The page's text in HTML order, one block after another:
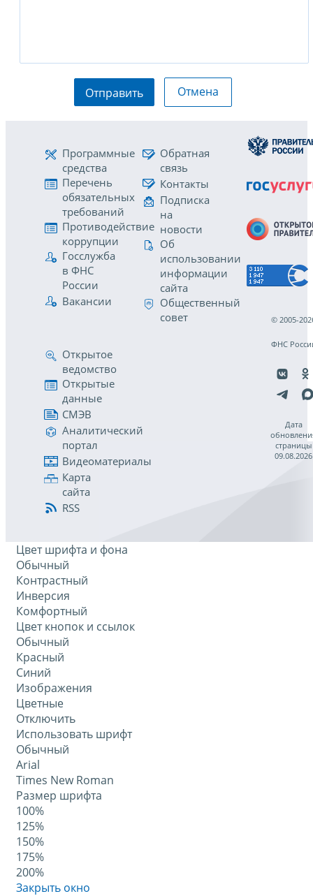
Отправить Отмена
Программные
средства
Перечень
обязательных
требований
Противодействие
коррупции
Госслужба
в ФНС
России
Вакансии
Обратная
связь
Контакты
Подписка
на
новости
Об
использовании
информации
сайта
Общественный
совет
Открытое
ведомство
Открытые
данные
СМЭВ
Аналитический
портал
Видеоматериалы
Карта
сайта
RSS
© 2005-
ФНС
Дата
страницы
09.08.2026
Цвет шрифта и фона
Обычный
Контрастный
Инверсия
Комфортный
Цвет кнопок и ссылок
Обычный
Красный
Синий
Изображения
Цветные
Отключить
Использовать шрифт
Обычный
Arial
Times New Roman
Размер шрифта
100%
125%
150%
175%
200%
Закрыть окно